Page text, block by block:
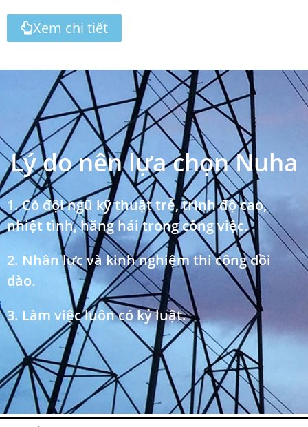
Xem chi tiết
Lý do nên lựa chọn Nuha
1. Có đội ngũ kỹ thuật trẻ, trình độ cao,
nhiệt tình, hăng hái trong công việc.
2. Nhân lực và kinh nghiệm thi công dồi
dào.
3. Làm việc luôn có kỷ luật.